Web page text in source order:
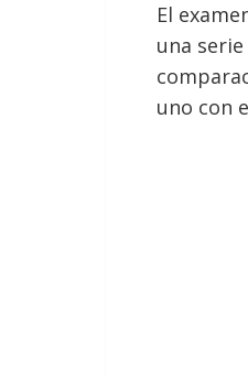
El
una
uno con